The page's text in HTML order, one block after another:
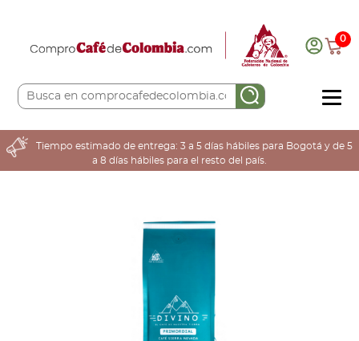
0
COMPRA AQUÍ
COLOMBIA CAFETERA
Tiempo estimado de entrega: 3 a 5 días hábiles para Bogotá y de 5
a 8 días hábiles para el resto del país.